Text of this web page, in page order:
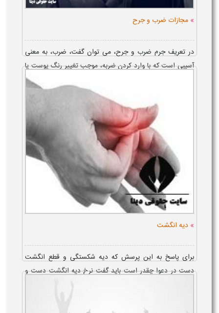
» مجازات ضرب و جرح
در تعریف جرم ضرب و جرح، می توان گفت، ضرب، به معنی
آسیبی است که با وارد کردن ضربه، موجب تغییر رنگ پوست یا
تورم آن شده و جرح، جنایتی است که با بریدن پوست و گوشت،
موجب از هم گسیختگی بافت و خونر...
» دیه انگشت
برای پاسخ به این پرسش که دیه شکستگی و قطع انگشت
دست در دعوا چقدر است باید گفت نرخ دیه انگشت دست و